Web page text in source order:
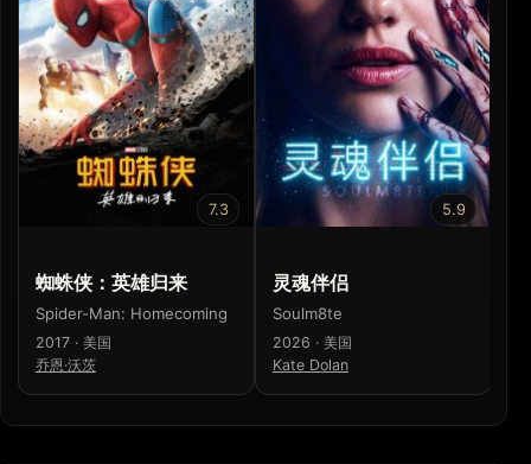
7.3
蜘蛛侠：英雄归来
Spider-Man: Homecoming
2017 · 美国
乔恩·沃茨
5.9
灵魂伴侣
Soulm8te
2026 · 美国
Kate Dolan